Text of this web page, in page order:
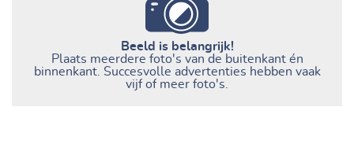
Beeld is belangrijk!
Plaats meerdere foto's van de buitenkant én
binnenkant. Succesvolle advertenties hebben vaak
vijf of meer foto's.